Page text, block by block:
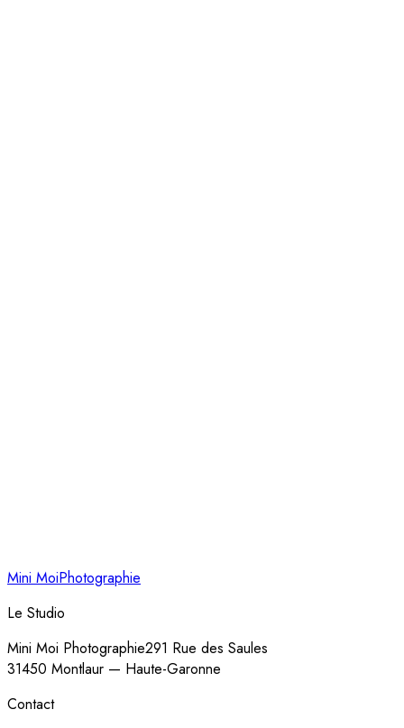
Mini MoiPhotographie
Le Studio
Mini Moi Photographie291 Rue des Saules
31450 Montlaur — Haute-Garonne
Contact